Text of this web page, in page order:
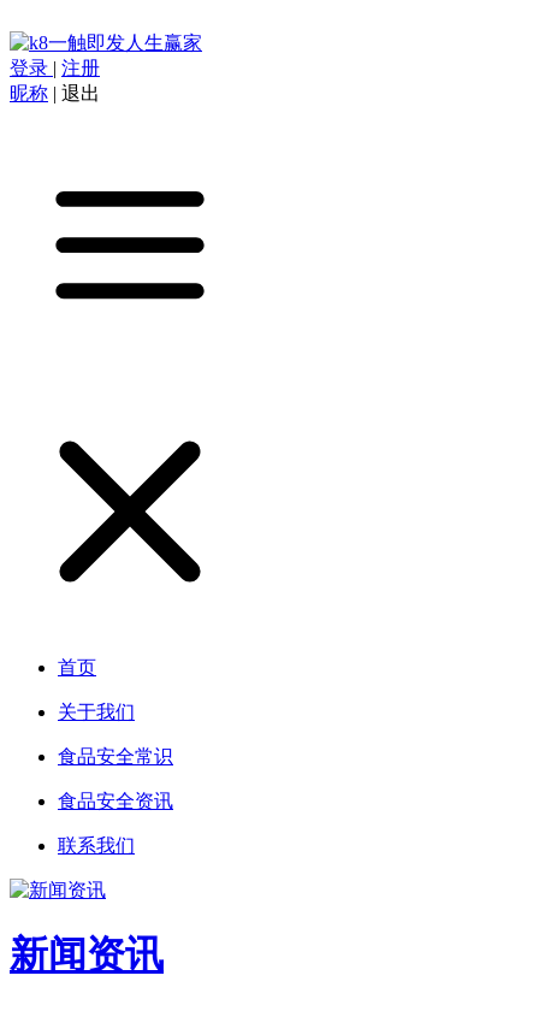
登录 | 注册
昵称 | 退出
首页
关于我们
食品安全常识
食品安全资讯
联系我们
新闻资讯